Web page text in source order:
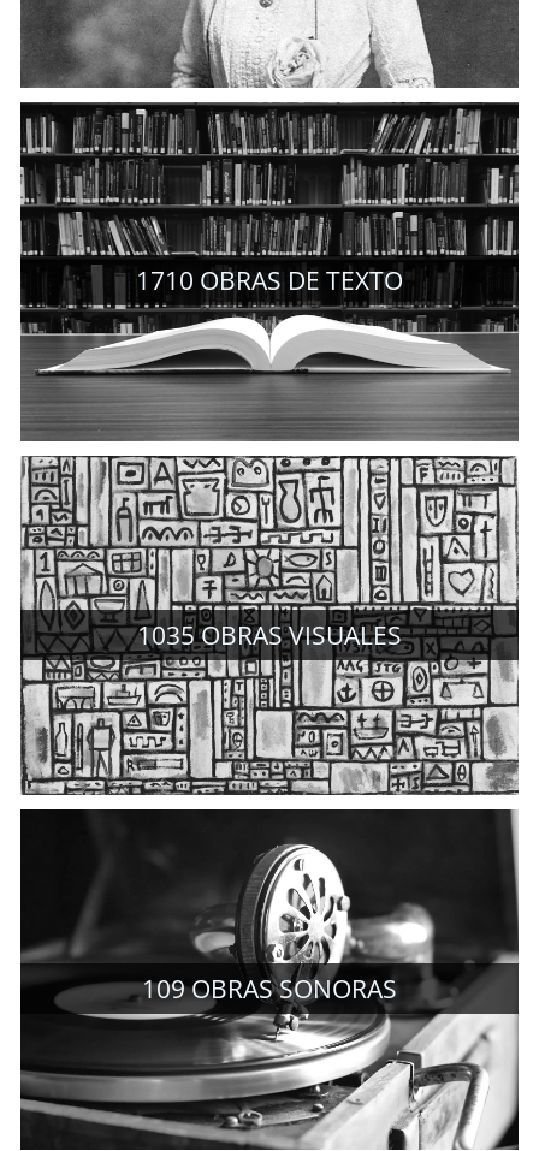
1710 OBRAS DE TEXTO
1035OBRAS VISUALES
109OBRAS SONORAS